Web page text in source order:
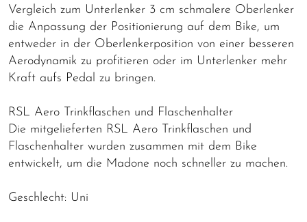
Vergleich zum Unterlenker 3 cm schmalere Oberlenker
die Anpassung der Positionierung auf dem Bike, um
entweder in der Oberlenkerposition von einer besseren
Aerodynamik zu profitieren oder im Unterlenker mehr
Kraft aufs Pedal zu bringen.
RSL Aero Trinkflaschen und Flaschenhalter
Die mitgelieferten RSL Aero Trinkflaschen und
Flaschenhalter wurden zusammen mit dem Bike
entwickelt, um die Madone noch schneller zu machen.
Geschlecht: Uni